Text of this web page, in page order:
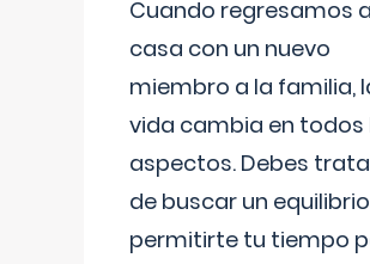
Cuando regresamos a
casa con un nuevo
miembro a la familia,
vida cambia en todos
aspectos. Debes
de buscar un
permitirte tu tiempo